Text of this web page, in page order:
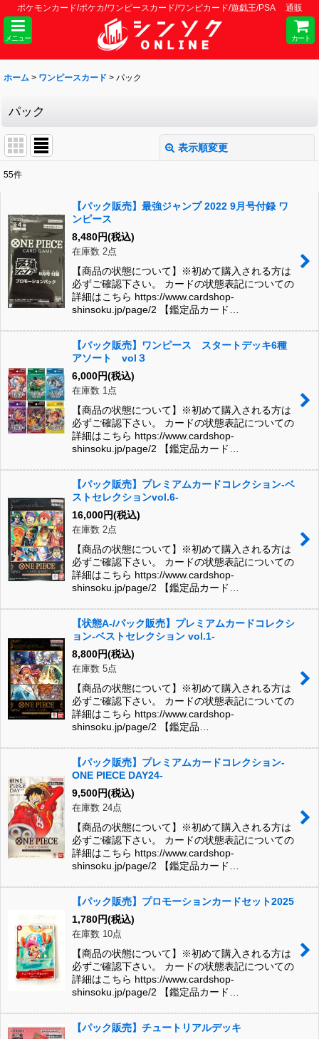
ポケモンカード/ポケカ/ワンピースカード/ワンピカード/遊戯王/PSA 通販
メニュー カート
ホーム > ワンピースカード > パック
パック
表示順変更
並び順:
絞り込む
55件
【パック販売】最強ジャンプ 2022 9月号付録 ワ
ンピース
8,480円(税込)
在庫数 2点
【商品の状態について】※初めて購入される方は
必ずご確認下さい。 カードの状態表記についての
詳細はこちら https://www.cardshop-
shinsoku.jp/page/2 【鑑定品カード…
【パック販売】ワンピース スタートデッキ6種
アソート vol３
6,000円(税込)
在庫数 1点
【商品の状態について】※初めて購入される方は
必ずご確認下さい。 カードの状態表記についての
詳細はこちら https://www.cardshop-
shinsoku.jp/page/2 【鑑定品カード…
【パック販売】プレミアムカードコレクション-ベ
ストセレクションvol.6-
16,000円(税込)
在庫数 2点
【商品の状態について】※初めて購入される方は
必ずご確認下さい。 カードの状態表記についての
詳細はこちら https://www.cardshop-
shinsoku.jp/page/2 【鑑定品カード…
【状態A-/パック販売】プレミアムカードコレクシ
ョン-ベストセレクション vol.1-
8,800円(税込)
在庫数 5点
【商品の状態について】※初めて購入される方は
必ずご確認下さい。 カードの状態表記についての
詳細はこちら https://www.cardshop-
shinsoku.jp/page/2 【鑑定品…
【パック販売】プレミアムカードコレクション-
ONE PIECE DAY24-
9,500円(税込)
在庫数 24点
【商品の状態について】※初めて購入される方は
必ずご確認下さい。 カードの状態表記についての
詳細はこちら https://www.cardshop-
shinsoku.jp/page/2 【鑑定品カード…
【パック販売】プロモーションカードセット2025
1,780円(税込)
在庫数 10点
【商品の状態について】※初めて購入される方は
必ずご確認下さい。 カードの状態表記についての
詳細はこちら https://www.cardshop-
shinsoku.jp/page/2 【鑑定品カード…
【パック販売】チュートリアルデッキ